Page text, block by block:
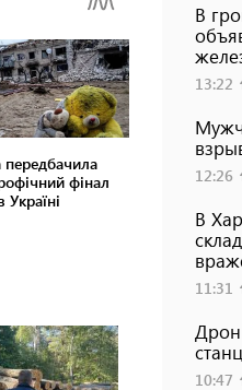
В
13:22
12:26
В
11:31
10:47